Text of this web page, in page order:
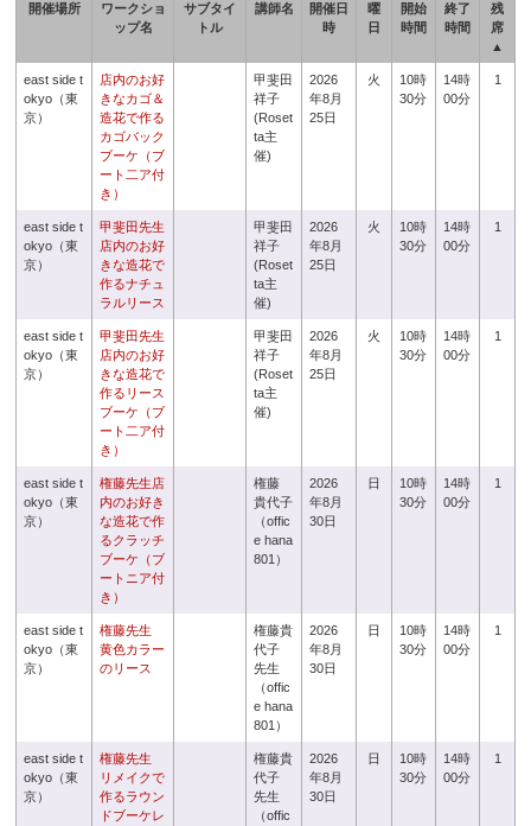
開催場所
ワークショ
ップ名
サブタイ
トル
講師名
開催日
時
曜
日
開始
時間
終了
時間
残
席
▲
east side t
okyo（東
京）
店内のお好
きなカゴ＆
造花で作る
カゴバック
ブーケ（ブ
ート二ア付
き）
甲斐田
祥子
(Roset
ta主
催)
2026
年8月
25日
火
10時
30分
14時
00分
1
east side t
okyo（東
京）
甲斐田先生
店内のお好
きな造花で
作るナチュ
ラルリース
甲斐田
祥子
(Roset
ta主
催)
2026
年8月
25日
火
10時
30分
14時
00分
1
east side t
okyo（東
京）
甲斐田先生
店内のお好
きな造花で
作るリース
ブーケ（ブ
ート二ア付
き）
甲斐田
祥子
(Roset
ta主
催)
2026
年8月
25日
火
10時
30分
14時
00分
1
east side t
okyo（東
京）
権藤先生店
内のお好き
な造花で作
るクラッチ
ブーケ（ブ
ートニア付
き）
権藤
貴代子
（offic
e hana
801）
2026
年8月
30日
日
10時
30分
14時
00分
1
east side t
okyo（東
京）
権藤先生
黄色カラー
のリース
権藤貴
代子
先生
（offic
e hana
801）
2026
年8月
30日
日
10時
30分
14時
00分
1
east side t
okyo（東
京）
権藤先生
リメイクで
作るラウン
ドブーケレ
権藤貴
代子
先生
（offic
2026
年8月
30日
日
10時
30分
14時
00分
1